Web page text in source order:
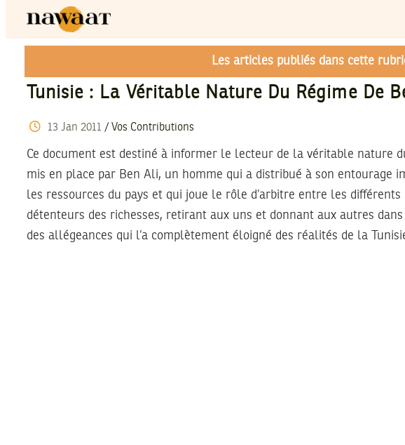
Les articles publiés dans cette
Tunisie : La Véritable Nature Du Régime De
13 Jan 2011 / Vos Contributions
Ce document est destiné à informer le lecteur de la véritable nature
mis en place par Ben Ali, un homme qui a distribué à son entourage
les ressources du pays et qui joue le rôle d’arbitre entre les différents
détenteurs des richesses, retirant aux uns et donnant aux autres
des allégeances qui l’a complètement éloigné des réalités de la